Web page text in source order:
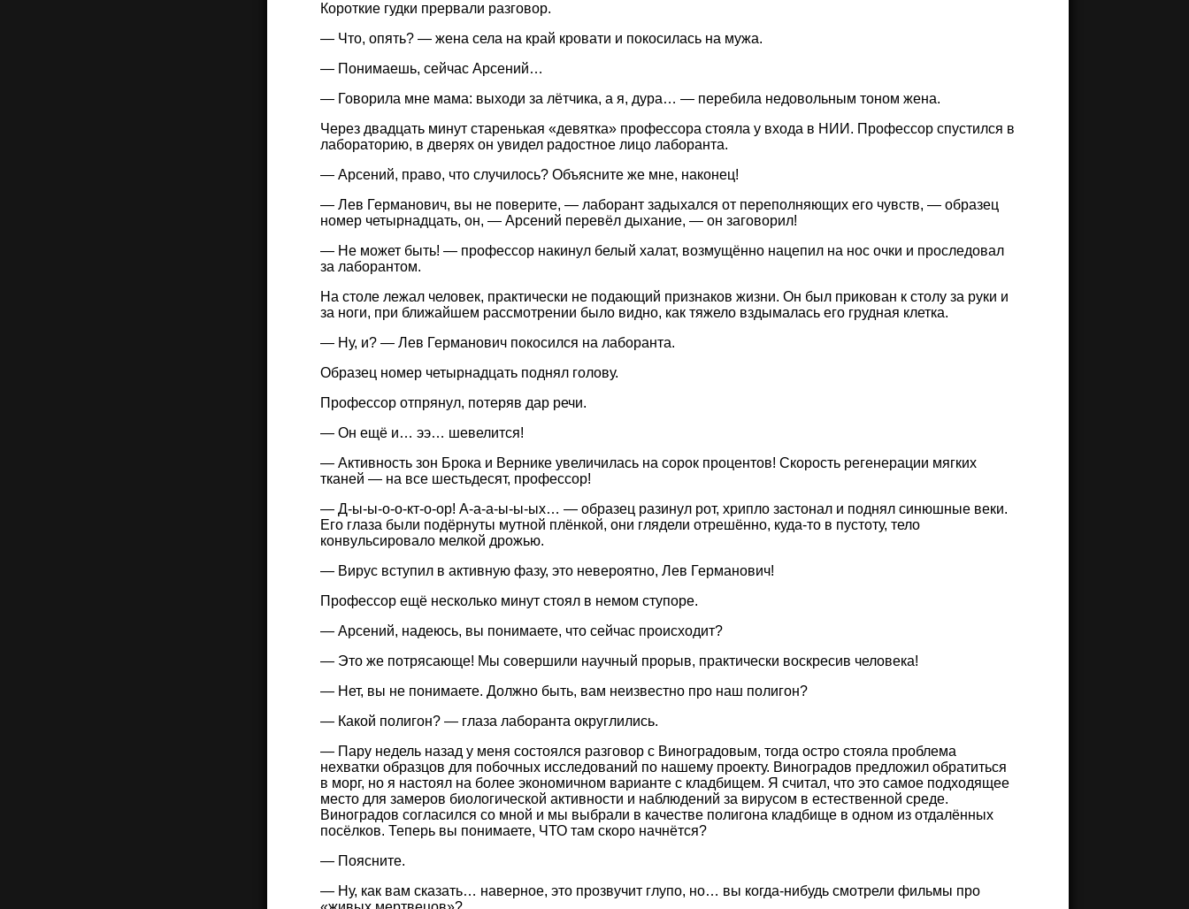
Короткие гудки прервали разговор.
— Что, опять? — жена села на край кровати и покосилась на мужа.
— Понимаешь, сейчас Арсений…
— Говорила мне мама: выходи за лётчика, а я, дура… — перебила недовольным тоном жена.
Через двадцать минут старенькая «девятка» профессора стояла у входа в НИИ. Профессор спустился в
лабораторию, в дверях он увидел радостное лицо лаборанта.
— Арсений, право, что случилось? Объясните же мне, наконец!
— Лев Германович, вы не поверите, — лаборант задыхался от переполняющих его чувств, — образец
номер четырнадцать, он, — Арсений перевёл дыхание, — он заговорил!
— Не может быть! — профессор накинул белый халат, возмущённо нацепил на нос очки и проследовал
за лаборантом.
На столе лежал человек, практически не подающий признаков жизни. Он был прикован к столу за руки и
за ноги, при ближайшем рассмотрении было видно, как тяжело вздымалась его грудная клетка.
— Ну, и? — Лев Германович покосился на лаборанта.
Образец номер четырнадцать поднял голову.
Профессор отпрянул, потеряв дар речи.
— Он ещё и… ээ… шевелится!
— Активность зон Брока и Вернике увеличилась на сорок процентов! Скорость регенерации мягких
тканей — на все шестьдесят, профессор!
— Д-ы-ы-о-о-кт-о-ор! А-а-а-ы-ы-ых… — образец разинул рот, хрипло застонал и поднял синюшные веки.
Его глаза были подёрнуты мутной плёнкой, они глядели отрешённо, куда-то в пустоту, тело
конвульсировало мелкой дрожью.
— Вирус вступил в активную фазу, это невероятно, Лев Германович!
Профессор ещё несколько минут стоял в немом ступоре.
— Арсений, надеюсь, вы понимаете, что сейчас происходит?
— Это же потрясающе! Мы совершили научный прорыв, практически воскресив человека!
— Нет, вы не понимаете. Должно быть, вам неизвестно про наш полигон?
— Какой полигон? — глаза лаборанта округлились.
— Пару недель назад у меня состоялся разговор с Виноградовым, тогда остро стояла проблема
нехватки образцов для побочных исследований по нашему проекту. Виноградов предложил обратиться
в морг, но я настоял на более экономичном варианте с кладбищем. Я считал, что это самое подходящее
место для замеров биологической активности и наблюдений за вирусом в естественной среде.
Виноградов согласился со мной и мы выбрали в качестве полигона кладбище в одном из отдалённых
посёлков. Теперь вы понимаете, ЧТО там скоро начнётся?
— Поясните.
— Ну, как вам сказать… наверное, это прозвучит глупо, но… вы когда-нибудь смотрели фильмы про